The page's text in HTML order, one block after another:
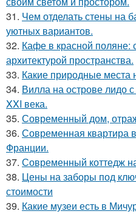
31. Чем отделать стены на
уютных вариантов.
32. Кафе в красной поляне:
архитектурой пространства.
33. Какие природные места
34. Вилла на острове лидо
XXI века.
35. Современный дом,
36. Современная квартира
Франции.
37. Современный коттедж
38. Цены на заборы под
стоимости
39. Какие музеи есть в